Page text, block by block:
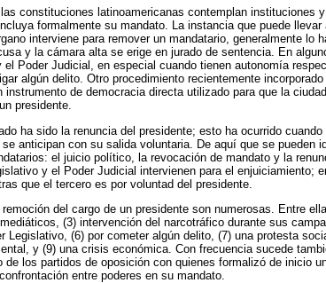
constituciones latinoamericanas contemplan instituciones
formalmente su mandato. La instancia que puede
interviene para remover un mandatario, generalmente lo
y la cámara alta se erige en jurado de sentencia. En
Poder Judicial, en especial cuando tienen autonomía
algún delito. Otro procedimiento recientemente
instrumento de democracia directa utilizado para que la
presidente.
ha sido la renuncia del presidente; esto ha ocurrido
anticipan con su salida voluntaria. De aquí que se pueden
el juicio político, la revocación de mandato y la
y el Poder Judicial intervienen para el enjuiciamiento;
que el tercero es por voluntad del presidente.
remoción del cargo de un presidente son numerosas. Entre
(3) intervención del narcotráfico durante sus
Legislativo, (6) por cometer algún delito, (7) una protesta
y (9) una crisis económica. Con frecuencia sucede
de los partidos de oposición con quienes formalizó de inicio
entre poderes en su mandato.